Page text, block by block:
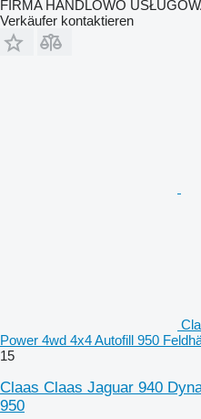
FIRMA HANDLOWO
Verkäufer kontaktieren
Power 4wd 4x4 Autofill 950
15
Claas Claas Jaguar 940
950